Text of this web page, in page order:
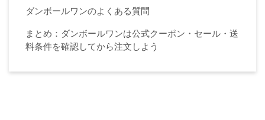
ダンボールワンのよくある質問
まとめ：ダンボールワンは公式クーポン・セール・送
料条件を確認してから注文しよう